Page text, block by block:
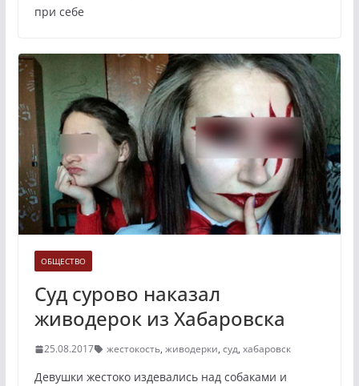
при себе
ОБЩЕСТВО
Суд сурово наказал
живодерок из Хабаровска
25.08.2017 жестокость, живодерки, суд, хабаровск
Девушки жестоко издевались над собаками и